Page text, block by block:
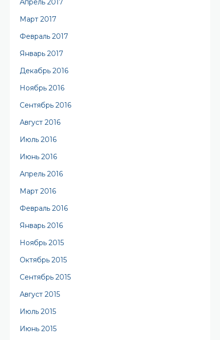
Апрель 2017
Март 2017
Февраль 2017
Январь 2017
Декабрь 2016
Ноябрь 2016
Сентябрь 2016
Август 2016
Июль 2016
Июнь 2016
Апрель 2016
Март 2016
Февраль 2016
Январь 2016
Ноябрь 2015
Октябрь 2015
Сентябрь 2015
Август 2015
Июль 2015
Июнь 2015